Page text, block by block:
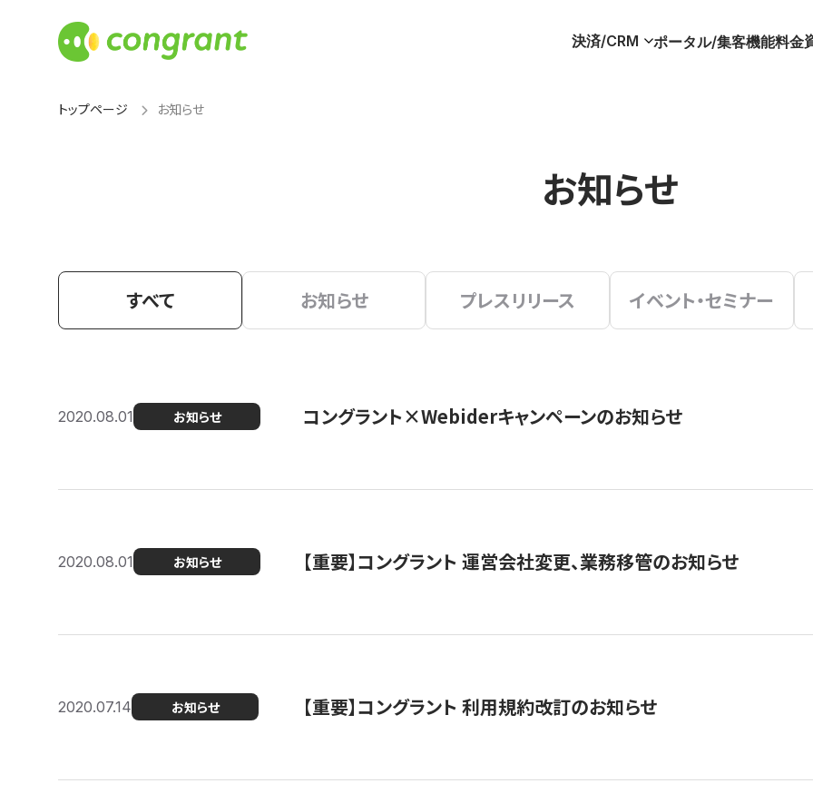
決済/CRM ポータル/集客機能料金
トップページ お知らせ
お知らせ
すべて お知らせ プレスリリース イベント・セミナー
2020.08.01 お知らせ コングラント×Webiderキャンペーンのお知らせ
2020.08.01 お知らせ 【重要】コングラント 運営会社変更、業務移管のお知らせ
2020.07.14 お知らせ 【重要】コングラント 利用規約改訂のお知らせ